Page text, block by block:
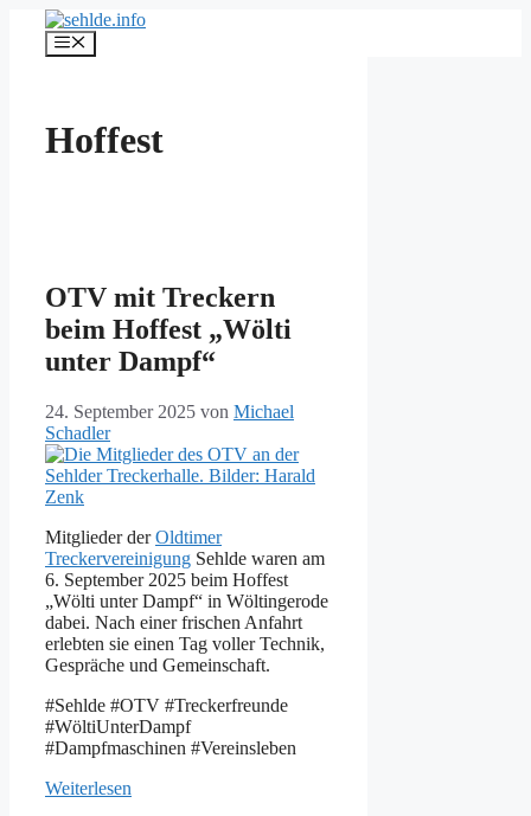
Inhalt
springen
Menü
Hoffest
OTV mit Treckern
beim Hoffest „Wölti
unter Dampf“
24. September 2025 von Michael
Schadler
Mitglieder derOldtimer
Treckervereinigung Sehlde waren am
6. September 2025 beim Hoffest
„Wölti unter Dampf“ in Wöltingerode
dabei. Nach einer frischen Anfahrt
erlebten sie einen Tag voller Technik,
Gespräche und Gemeinschaft.
#Sehlde #OTV #Treckerfreunde
#WöltiUnterDampf
#Dampfmaschinen #Vereinsleben
Weiterlesen